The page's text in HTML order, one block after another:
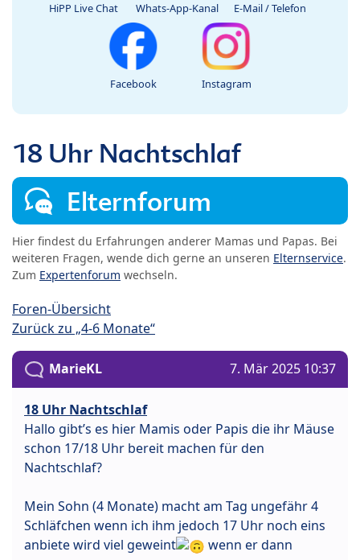
HiPP Live Chat Whats-App-Kanal E-Mail / Telefon
Facebook Instagram
18 Uhr Nachtschlaf
Elternforum
Hier findest du Erfahrungen anderer Mamas und Papas. Bei
weiteren Fragen, wende dich gerne an unseren Elternservice.
Zum Expertenforum wechseln.
Foren-Übersicht
Zurück zu „4-6 Monate“
MarieKL 7. Mär 2025 10:37
18 Uhr Nachtschlaf
Hallo gibt’s es hier Mamis oder Papis die ihr Mäuse
schon 17/18 Uhr bereit machen für den
Nachtschlaf?
Mein Sohn (4 Monate) macht am Tag ungefähr 4
Schläfchen wenn ich ihm jedoch 17 Uhr noch eins
anbiete wird viel geweint
wenn er dann